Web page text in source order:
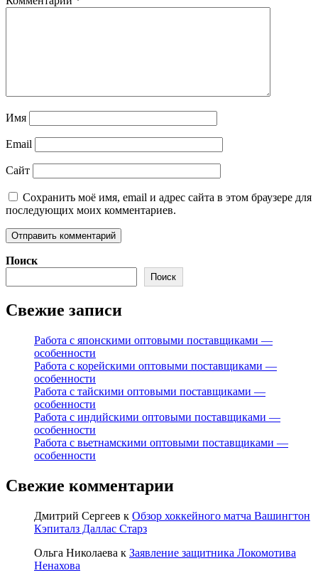
Имя
Email
Сайт
Сохранить моё имя, email и адрес сайта в этом браузере для
последующих моих комментариев.
Поиск
Поиск
Свежие записи
Работа с японскими оптовыми поставщиками —
особенности
Работа с корейскими оптовыми поставщиками —
особенности
Работа с тайскими оптовыми поставщиками —
особенности
Работа с индийскими оптовыми поставщиками —
особенности
Работа с вьетнамскими оптовыми поставщиками —
особенности
Свежие комментарии
Дмитрий Сергеев к Обзор хоккейного матча Вашингтон
Кэпиталз Даллас Старз
Ольга Николаева к Заявление защитника Локомотива
Ненахова